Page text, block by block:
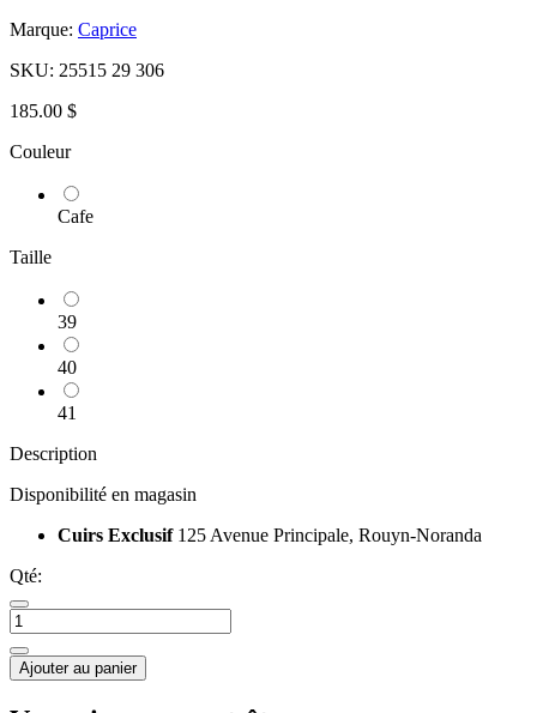
Marque: Caprice
SKU: 25515 29 306
185.00 $
Couleur
Cafe
Taille
39
40
41
Description
Disponibilité en magasin
Cuirs Exclusif 125 Avenue Principale, Rouyn-Noranda
Qté:
Ajouter au panier